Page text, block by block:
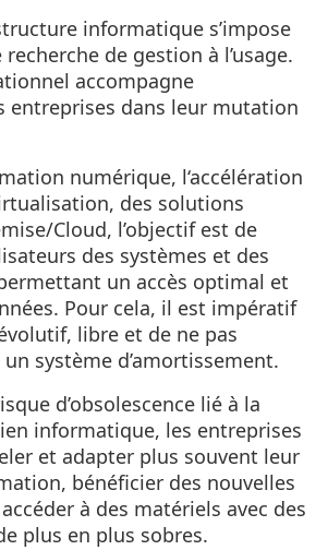
informatique s’impose
de gestion à l’usage.
accompagne
entreprises dans leur mutation
numérique, l‘accélération
des solutions
Cloud, l’objectif est de
des systèmes et des
un accès optimal et
Pour cela, il est impératif
libre et de ne pas
un système d’amortissement.
d’obsolescence lié à la
informatique, les entreprises
et adapter plus souvent leur
bénéficier des nouvelles
à des matériels avec des
plus en plus sobres.